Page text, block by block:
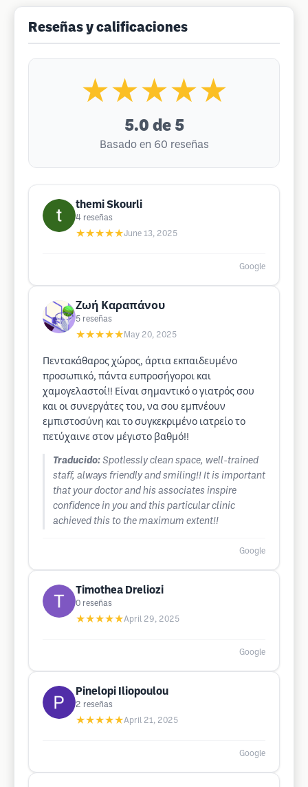
Reseñas y calificaciones
★★★★★
5.0 de 5
Basado en 60 reseñas
themi Skourli
4 reseñas
★★★★★June 13, 2025
Google
Ζωή Καραπάνου
5 reseñas
★★★★★ May 20, 2025
Πεντακάθαρος χώρος, άρτια εκπαιδευμένο
προσωπικό, πάντα ευπροσήγοροι και
χαμογελαστοί!! Είναι σημαντικό ο γιατρός σου
και οι συνεργάτες του, να σου εμπνέουν
εμπιστοσύνη και το συγκεκριμένο ιατρείο το
πετύχαινε στον μέγιστο βαθμό!!
Traducido: Spotlessly clean space, well-trained
staff, always friendly and smiling!! It is important
that your doctor and his associates inspire
confidence in you and this particular clinic
achieved this to the maximum extent!!
Google
Timothea Dreliozi
0 reseñas
★★★★★April 29, 2025
Google
Pinelopi Iliopoulou
2 reseñas
★★★★★April 21, 2025
Google